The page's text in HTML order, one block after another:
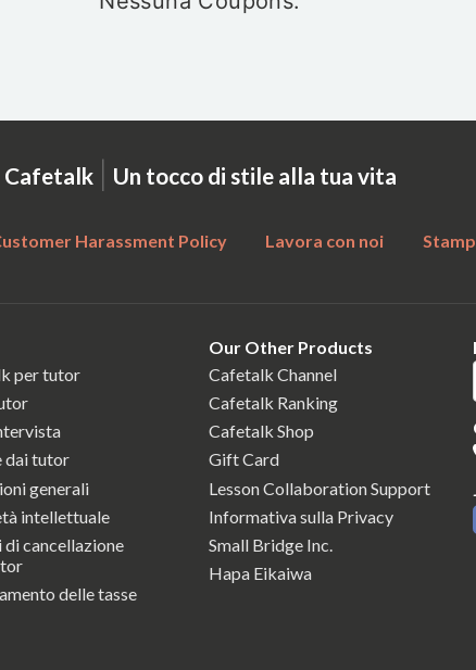
Cafetalk | Un tocco di stile alla tua vita
Harassment Policy Lavora con noi
per tutor
dai tutor
generali
intellettuale
di cancellazione
delle tasse
Our Other Products
Cafetalk Channel
Cafetalk Ranking
Cafetalk Shop
Gift Card
Lesson Collaboration Support
Informativa sulla Privacy
Small Bridge Inc.
Hapa Eikaiwa